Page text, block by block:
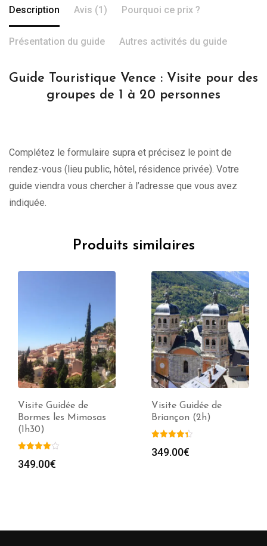
Description Avis (1) Pourquoi ce prix ?
Présentation du guide Autres activités du guide
Guide Touristique Vence : Visite pour des
groupes de 1 à 20 personnes
Complétez le formulaire supra et précisez le point de
rendez-vous (lieu public, hôtel, résidence privée). Votre
guide viendra vous chercher à l’adresse que vous avez
indiquée.
Produits similaires
Guidée de
les Mimosas
€
Visite Guidée de
Briançon (2h)
349.00€